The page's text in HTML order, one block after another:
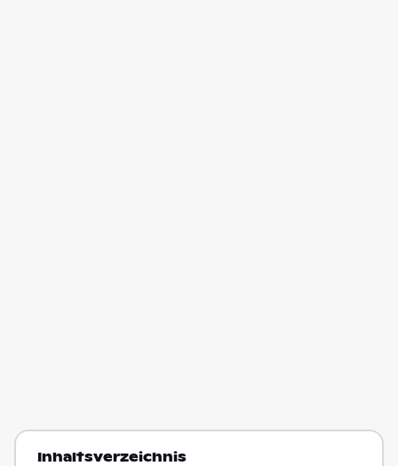
Inhaltsverzeichnis